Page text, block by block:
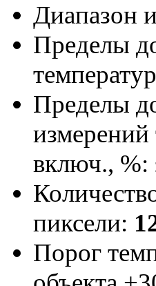
Диапазон
Пределы
Пределы
включ., %:
пиксели:
Порог